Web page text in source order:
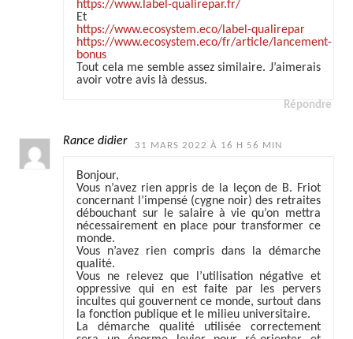
https://www.label-qualirepar.fr/
Et
https://www.ecosystem.eco/label-qualirepar
https://www.ecosystem.eco/fr/article/lancement-
bonus
Tout cela me semble assez similaire. J’aimerais
avoir votre avis là dessus.
Répondre
Rance didier 31 MARS 2022 À 16 H 56 MIN
Bonjour,
Vous n’avez rien appris de la leçon de B. Friot
concernant l’impensé (cygne noir) des retraites
débouchant sur le salaire à vie qu’on mettra
nécessairement en place pour transformer ce
monde.
Vous n’avez rien compris dans la démarche
qualité.
Vous ne relevez que l’utilisation négative et
oppressive qui en est faite par les pervers
incultes qui gouvernent ce monde, surtout dans
la fonction publique et le milieu universitaire.
La démarche qualité utilisée correctement